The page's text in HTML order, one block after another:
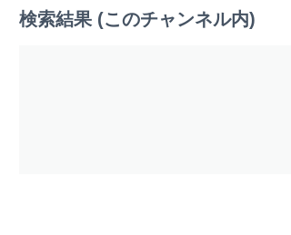
検索結果 (このチャンネル内)